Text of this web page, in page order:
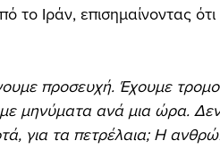
το Ιράν, επισημαίνοντας
προσευχή. Έχουμε
μηνύματα ανά μια ώρα.
για τα πετρέλαια; Η